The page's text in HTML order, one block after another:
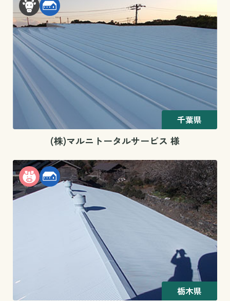
千葉県
(株)マルニトータルサービス 様
栃木県